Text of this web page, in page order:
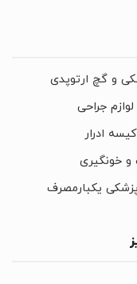
و گچ ارتوپدی
جراحی
ادرار
و خونگیری
یکبارمصرف